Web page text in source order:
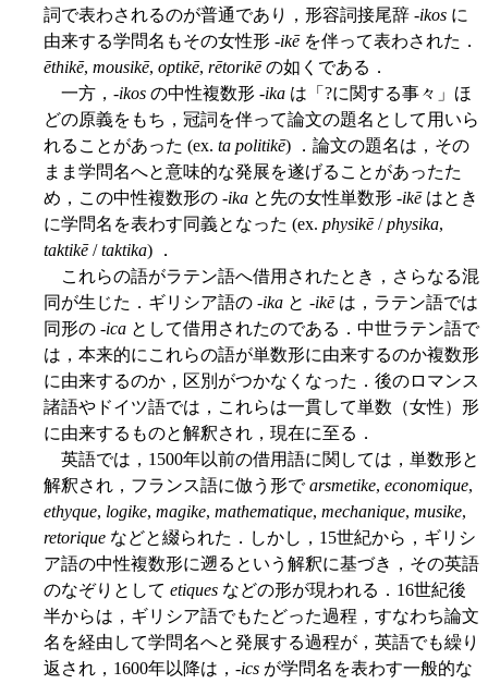
詞で表わされるのが普通であり，形容詞接尾辞 -ikos に
由来する学問名もその女性形 -ikēを伴って表わされた．
ēthikē, mousikē, optikē, rētorikēの如くである．
一方，-ikos の中性複数形 -ika は「?に関する事々」ほ
どの原義をもち，冠詞を伴って論文の題名として用いら
れることがあった (ex. ta politikē) ．論文の題名は，その
まま学問名へと意味的な発展を遂げることがあったた
め，この中性複数形の -ika と先の女性単数形 -ikēはとき
に学問名を表わす同義となった (ex. physikē/physika,
taktikē/taktika) ．
これらの語がラテン語へ借用されたとき，さらなる混
同が生じた．ギリシア語の -ika と -ikēは，ラテン語では
同形の -ica として借用されたのである．中世ラテン語で
は，本来的にこれらの語が単数形に由来するのか複数形
に由来するのか，区別がつかなくなった．後のロマンス
諸語やドイツ語では，これらは一貫して単数（女性）形
に由来するものと解釈され，現在に至る．
英語では，1500年以前の借用語に関しては，単数形と
解釈され，フランス語に倣う形でarsmetike, economique,
ethyque, logike, magike, mathematique, mechanique, musike,
retorique などと綴られた．しかし，15世紀から，ギリシ
ア語の中性複数形に遡るという解釈に基づき，その英語
のなぞりとして etiques などの形が現われる．16世紀後
半からは，ギリシア語でもたどった過程，すなわち論文
名を経由して学問名へと発展する過程が，英語でも繰り
返され，1600年以降は，-ics が学問名を表わす一般的な